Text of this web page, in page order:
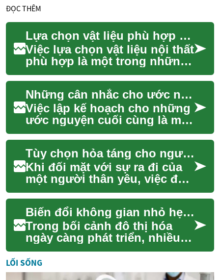
ĐỌC THÊM
Lựa chọn vật liệu phù hợp cho không gian
Việc lựa chọn vật liệu nội thất
phù hợp là một trong những
quyết định quan trọng nhất
khi thiết kế hoặc cải tạo bất
k...
Những cân nhắc cho ước nguyện cuối cùng
Việc lập kế hoạch cho những
ước nguyện cuối cùng là một
phần quan trọng của cuộc
sống, mang lại sự yên tâm
cho cả cá ...
Tùy chọn hỏa táng cho người thân
Khi đối mặt với sự ra đi của
một người thân yêu, việc đưa
ra các quyết định về an táng
có thể là một thử thách đầy
cả...
Biến đổi không gian nhỏ hẹp thành nơi lý tưởng
Trong bối cảnh đô thị hóa
ngày càng phát triển, nhiều
người dân đang tìm kiếm các
giải pháp sáng tạo để tối ưu
hóa kh...
LỐI SỐNG